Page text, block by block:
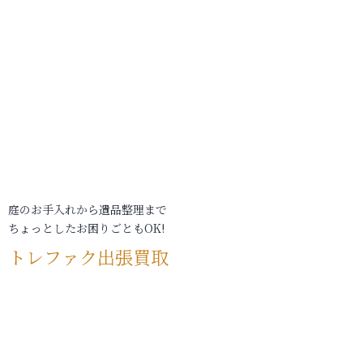
庭のお手入れから遺品整理まで
ちょっとしたお困りごともOK!
トレファク出張買取